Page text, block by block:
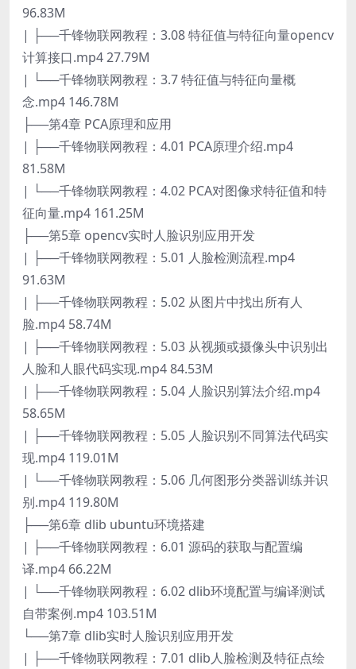
96.83M
| ├──千锋物联网教程：3.08 特征值与特征向量opencv
计算接口.mp4 27.79M
| └──千锋物联网教程：3.7 特征值与特征向量概
念.mp4 146.78M
├──第4章 PCA原理和应用
| ├──千锋物联网教程：4.01 PCA原理介绍.mp4
81.58M
| └──千锋物联网教程：4.02 PCA对图像求特征值和特
征向量.mp4 161.25M
├──第5章 opencv实时人脸识别应用开发
| ├──千锋物联网教程：5.01 人脸检测流程.mp4
91.63M
| ├──千锋物联网教程：5.02 从图片中找出所有人
脸.mp4 58.74M
| ├──千锋物联网教程：5.03 从视频或摄像头中识别出
人脸和人眼代码实现.mp4 84.53M
| ├──千锋物联网教程：5.04 人脸识别算法介绍.mp4
58.65M
| ├──千锋物联网教程：5.05 人脸识别不同算法代码实
现.mp4 119.01M
| └──千锋物联网教程：5.06 几何图形分类器训练并识
别.mp4 119.80M
├──第6章 dlib ubuntu环境搭建
| ├──千锋物联网教程：6.01 源码的获取与配置编
译.mp4 66.22M
| └──千锋物联网教程：6.02 dlib环境配置与编译测试
自带案例.mp4 103.51M
└──第7章 dlib实时人脸识别应用开发
| ├──千锋物联网教程：7.01 dlib人脸检测及特征点绘